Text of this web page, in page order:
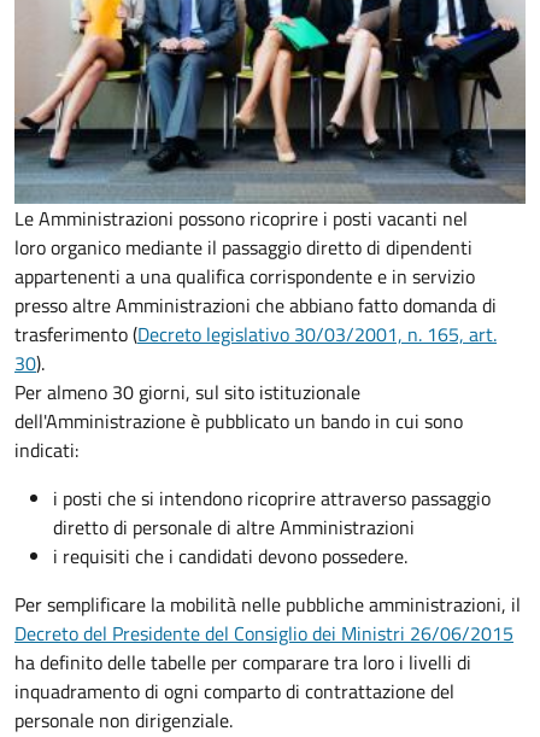
Le Amministrazioni possono ricoprire i posti vacanti nel
loro organico mediante il passaggio diretto di dipendenti
appartenenti a una qualifica corrispondente e in servizio
presso altre Amministrazioni che abbiano fatto domanda di
trasferimento (Decreto legislativo 30/03/2001, n. 165, art.
30).
Per almeno 30 giorni, sul sito istituzionale
dell'Amministrazione è pubblicato un bando in cui sono
indicati:
i posti che si intendono ricoprire attraverso passaggio
diretto di personale di altre Amministrazioni
i requisiti che i candidati devono possedere.
Per semplificare la mobilità nelle pubbliche amministrazioni, il
Decreto del Presidente del Consiglio dei Ministri 26/06/2015
ha definito delle tabelle per comparare tra loro i livelli di
inquadramento di ogni comparto di contrattazione del
personale non dirigenziale.